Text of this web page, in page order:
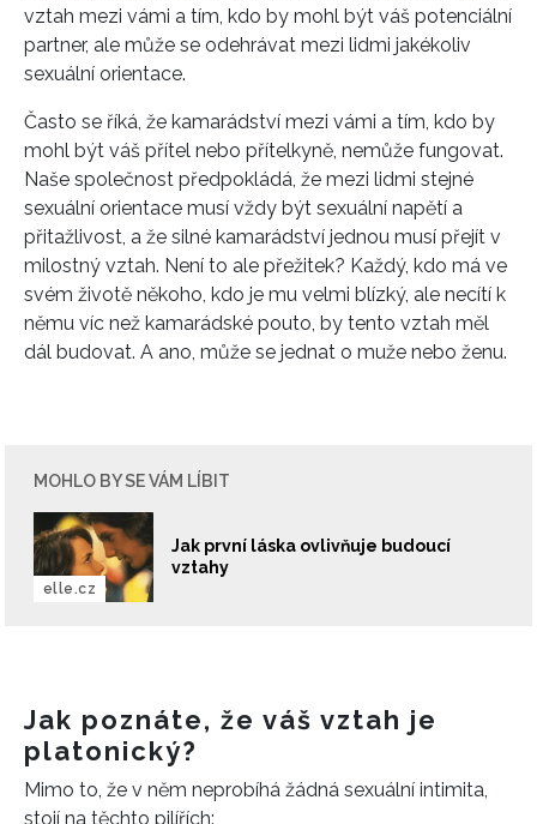
vztah mezi vámi a tím, kdo by mohl být váš potenciální
partner, ale může se odehrávat mezi lidmi jakékoliv
sexuální orientace.
Často se říká, že kamarádství mezi vámi a tím, kdo by
mohl být váš přítel nebo přítelkyně, nemůže fungovat.
Naše společnost předpokládá, že mezi lidmi stejné
sexuální orientace musí vždy být sexuální napětí a
přitažlivost, a že silné kamarádství jednou musí přejít v
milostný vztah. Není to ale přežitek? Každý, kdo má ve
svém životě někoho, kdo je mu velmi blízký, ale necítí k
němu víc než kamarádské pouto, by tento vztah měl
dál budovat. A ano, může se jednat o muže nebo ženu.
MOHLO BY SE VÁM LÍBIT
Jak první láska ovlivňuje budoucí
vztahy
elle.cz
Jak poznáte, že váš vztah je
platonický?
Mimo to, že v něm neprobíhá žádná sexuální intimita,
stojí na těchto pilířích: